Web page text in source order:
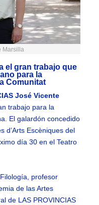
Marsilla
el gran trabajo que
para la
Comunitat
José Vicente
trabajo para la
El galardón concedido
d’Arts Escèniques del
día 30 en el Teatro
profesor
de las Artes
de LAS PROVINCIAS